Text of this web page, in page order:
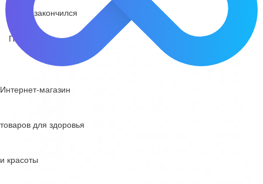
Интернет-магазин
товаров для здоровья
и красоты
Товар закончился
Поделиться